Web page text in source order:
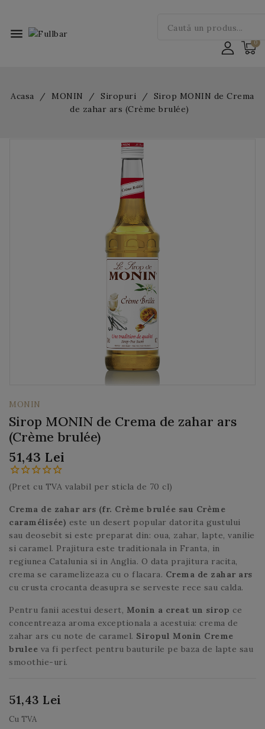
menu
Acasa MONIN Siropuri
Sirop MONIN de Crema
de zahar ars (Crème brulée)
MONIN
Sirop MONIN de Crema de zahar ars
(Crème brulée)
51,43 Lei
(Pret cu TVA valabil per sticla de 70 cl)
Crema de zahar ars (fr. Crème brulée sau Crème
caramélisée) este un desert popular datorita gustului
sau deosebit si este preparat din: oua, zahar, lapte, vanilie
si caramel. Prajitura este traditionala in Franta, in
regiunea Catalunia si in Anglia. O data prajitura racita,
crema se caramelizeaza cu o flacara. Crema de zahar ars
cu crusta crocanta deasupra se serveste rece sau calda.
Pentru fanii acestui desert, Monin a creat un sirop ce
concentreaza aroma exceptionala a acestuia: crema de
zahar ars cu note de caramel. Siropul Monin Creme
brulee va fi perfect pentru bauturile pe baza de lapte sau
smoothie-uri.
51,43 Lei
Cu TVA